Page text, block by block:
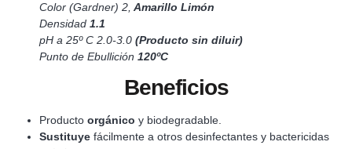
Color (Gardner) 2, Amarillo Limón
Densidad 1.1
pH a 25º C 2.0-3.0 (Producto sin diluir)
Punto de Ebullición 120ºC
Beneficios
Producto orgánico y biodegradable.
Sustituye fácilmente a otros desinfectantes y bactericidas